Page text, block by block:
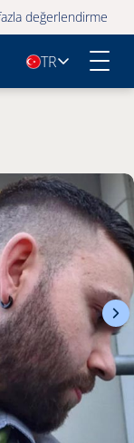
değerlendirme
🇹🇷TR